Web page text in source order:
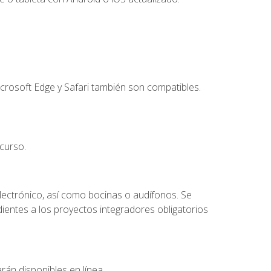
Edge y Safari también son compatibles.
así como bocinas o audífonos. Se
a los proyectos integradores obligatorios